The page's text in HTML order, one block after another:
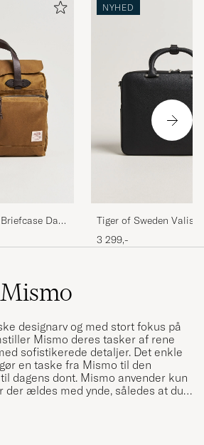
Dark
NYHED
Tiger of Sweden Valise
Leather Briefcase Black
3 299,-
designarv og med stort fokus på
Mismo deres tasker af rene
sofistikerede detaljer. Det enkle
en taske fra Mismo til den
dagens dont. Mismo anvender kun
der ældes med ynde, således at du